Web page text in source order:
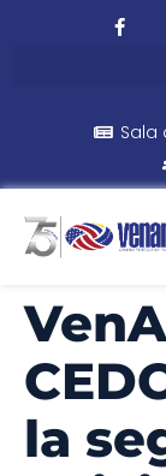
Sala
la